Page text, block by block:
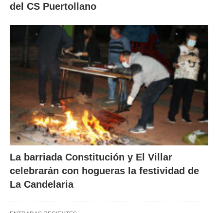
del CS Puertollano
La barriada Constitución y El Villar
celebrarán con hogueras la festividad de
La Candelaria